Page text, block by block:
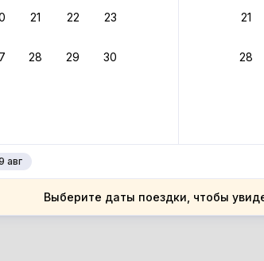
21 22 23
28 29 30
21
28
авг
Выберите даты поездки, чтобы
район